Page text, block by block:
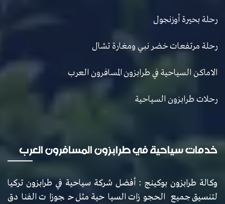
رحلة بحيرة أوزنجول
رحلة مرتفعات خضر نبي ومغارة تشال
الاماكن السياحية في طرابزون المسافرون العرب
رحلات طرابزون السياحية
خدمات سياحية في طرابزون المسافرون العرب
وكالة طرابزون بوكينج : أفضل شركة سياحية في طرابزون تركيا
لتنسيق جميع الحجوزات السياحية مثل حجوزات الفنادق